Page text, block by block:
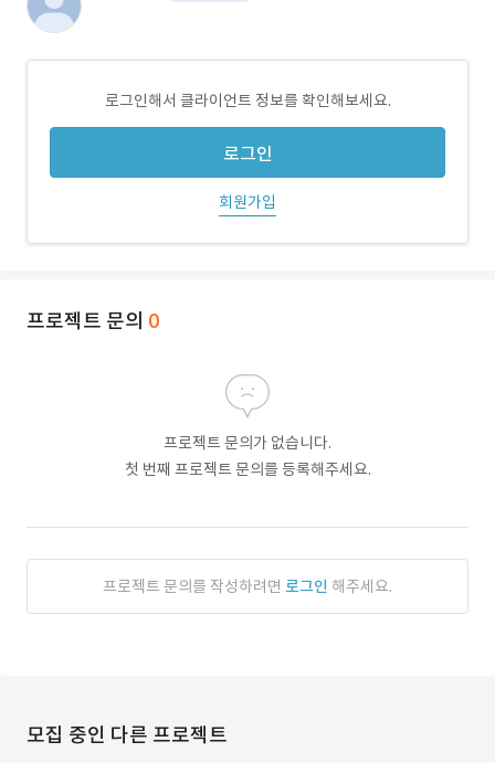
로그인해서 클라이언트 정보를 확인해보세요.
로그인
회원가입
프로젝트 문의 0
프로젝트 문의가 없습니다.
첫 번째 프로젝트 문의를 등록해주세요.
프로젝트 문의를 작성하려면 로그인 해주세요.
모집 중인 다른 프로젝트